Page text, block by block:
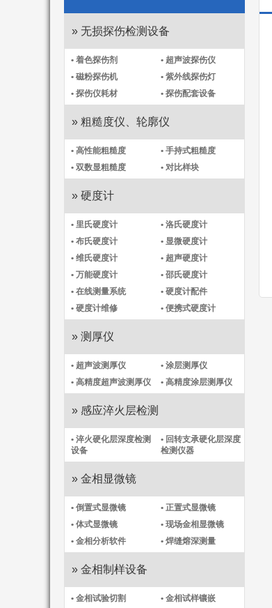
» 无损探伤检测设备
• 着色探伤剂
• 超声波探伤仪
• 磁粉探伤机
• 紫外线探伤灯
• 探伤仪耗材
• 探伤配套设备
» 粗糙度仪、轮廓仪
• 高性能粗糙度
• 手持式粗糙度
• 双数显粗糙度
• 对比样块
» 硬度计
• 里氏硬度计
• 洛氏硬度计
• 布氏硬度计
• 显微硬度计
• 维氏硬度计
• 超声硬度计
• 万能硬度计
• 邵氏硬度计
• 在线测量系统
• 硬度计配件
• 硬度计维修
• 便携式硬度计
» 测厚仪
• 超声波测厚仪
• 涂层测厚仪
• 高精度超声波测厚仪
• 高精度涂层测厚仪​
» 感应淬火层检测
• 淬火硬化层深度检测
设备
• 回转支承硬化层深度
检测仪器
» 金相显微镜
• 倒置式显微镜
• 正置式显微镜
• 体式显微镜
• 现场金相显微镜
• 金相分析软件
• 焊缝熔深测量
» 金相制样设备
• 金相试验切割
• 金相试样镶嵌